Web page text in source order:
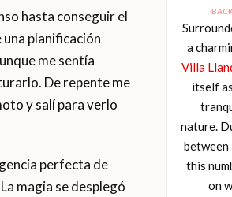
a
Villa
itself
nature.
this
on
hasta conseguir el
planificación
me sentía
De repente me
y salí para verlo
perfecta de
magia se desplegó